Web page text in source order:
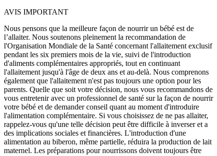
AVIS IMPORTANT
Nous pensons que la meilleure façon de nourrir un bébé est de
l’allaiter. Nous soutenons pleinement la recommandation de
l'Organisation Mondiale de la Santé concernant l'allaitement exclusif
pendant les six premiers mois de la vie, suivi de l'introduction
d'aliments complémentaires appropriés, tout en continuant
l'allaitement jusqu'à l'âge de deux ans et au-delà. Nous comprenons
également que l'allaitement n'est pas toujours une option pour les
parents. Quelle que soit votre décision, nous vous recommandons de
vous entretenir avec un professionnel de santé sur la façon de nourrir
votre bébé et de demander conseil quant au moment d'introduire
l'alimentation complémentaire. Si vous choisissez de ne pas allaiter,
rappelez-vous qu'une telle décision peut être difficile à inverser et a
des implications sociales et financières. L'introduction d'une
alimentation au biberon, même partielle, réduira la production de lait
maternel. Les préparations pour nourrissons doivent toujours être